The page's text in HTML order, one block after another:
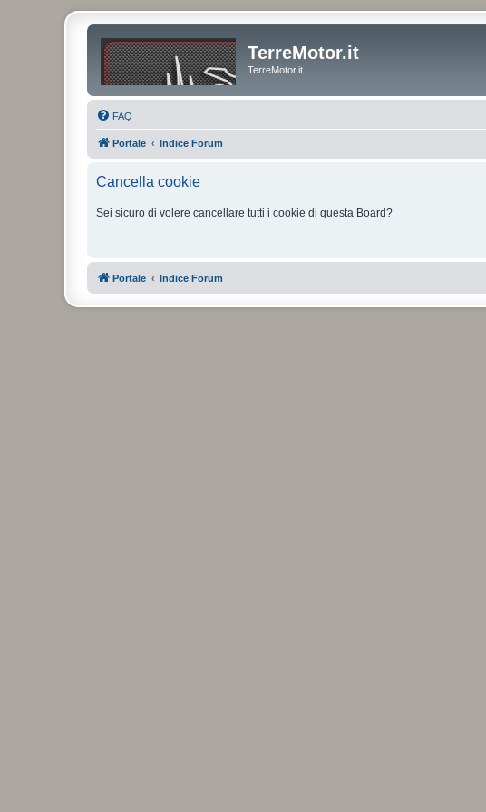
TerreMotor.it
TerreMotor.it
FAQ
Portale Indice Forum
Cancella cookie
Sei sicuro di volere cancellare tutti i cookie di questa Board?
Portale Indice Forum